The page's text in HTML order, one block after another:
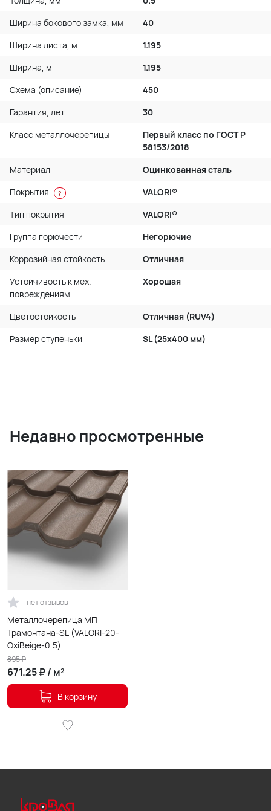
Ширина бокового замка, мм
40
Ширина листа, м
1.195
Ширина, м
1.195
Схема (описание)
450
Гарантия, лет
30
Класс металлочерепицы
Первый класс по ГОСТ P
58153/2018
Материал
Оцинкованная сталь
Покрытия
?
VALORI®
Тип покрытия
VALORI®
Группа горючести
Негорючие
Коррозийная стойкость
Отличная
Устойчивость к мех.
повреждениям
Хорошая
Цветостойкость
Отличная (RUV4)
Размер ступеньки
SL (25x400 мм)
Недавно просмотренные
нет отзывов
Металлочерепица МП
Трамонтана-SL (VALORI-20-
OxiBеige-0.5)
671.25₽/ м²
895₽
В корзину